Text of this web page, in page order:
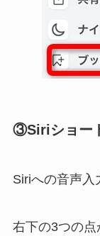
③Siriショー
Siriへの音声入
右下の3つの点